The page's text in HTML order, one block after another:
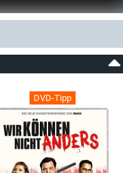
DVD-Tipp